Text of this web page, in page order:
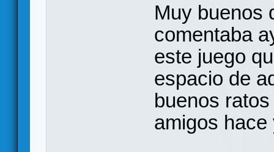
Muy buenos
comentaba
este juego
espacio de
buenos
amigos